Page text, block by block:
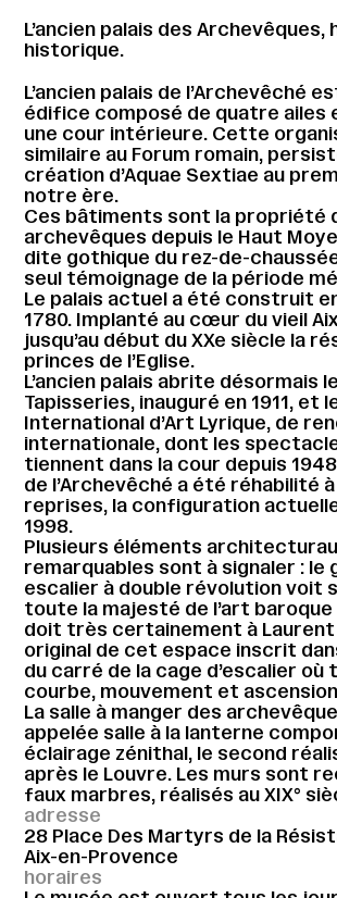
adresse
28 Place Des Martyrs de la
Aix-en-Provence
horaires
L’ancien palais des Archevêques,
historique.
L’ancien palais de l’Archevêché
édifice composé de quatre ailes
une cour intérieure. Cette
similaire au Forum romain,
création d’Aquae Sextiae au
notre ère.
Ces bâtiments sont la propriété
archevêques depuis le Haut
dite gothique du rez-de-
seul témoignage de la période
Le palais actuel a été construit
1780. Implanté au cœur du vieil
jusqu’au début du XXe siècle la
princes de l’Eglise.
L’ancien palais abrite désormais
Tapisseries, inauguré en 1911, et
International d’Art Lyrique, de
internationale, dont les
tiennent dans la cour depuis
de l’Archevêché a été réhabilité
reprises, la configuration
1998.
Plusieurs éléments
remarquables sont à signaler : le
escalier à double révolution voit
toute la majesté de l’art baroque
doit très certainement à Laurent
original de cet espace inscrit
du carré de la cage d’escalier où
courbe, mouvement et
La salle à manger des
appelée salle à la lanterne
éclairage zénithal, le second
après le Louvre. Les murs sont
faux marbres, réalisés au XIX°